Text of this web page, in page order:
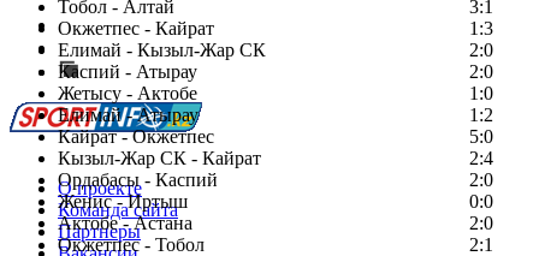
Тобол - Алтай
3:1
Окжетпес - Кайрат
1:3
Елимай - Кызыл-Жар СК
2:0
Каспий - Атырау
2:0
Жетысу - Актобе
1:0
Елимай - Атырау
1:2
Кайрат - Окжетпес
5:0
Кызыл-Жар СК - Кайрат
2:4
Ордабасы - Каспий
2:0
Женис - Иртыш
0:0
Актобе - Астана
2:0
Окжетпес - Тобол
2:1
Есть идея?
Сообщить о мероприятии
Перейти на старый сайт
О проекте
Команда сайта
Партнеры